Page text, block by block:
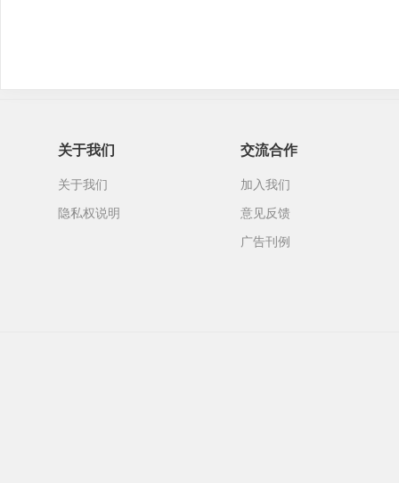
关于我们
关于我们
隐私权说明
交流合作
加入我们
意见反馈
广告刊例